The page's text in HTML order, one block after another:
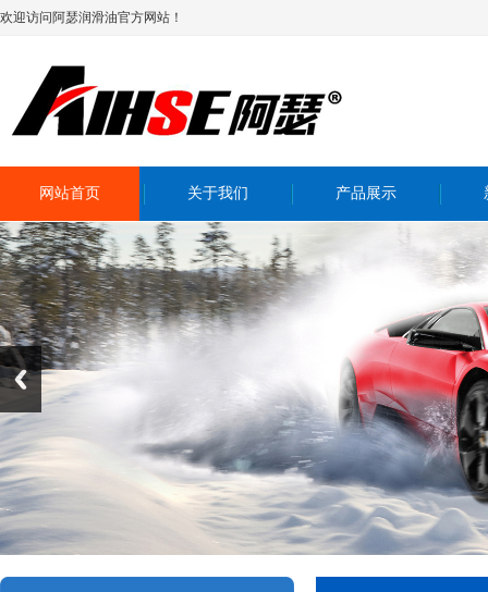
欢迎访问阿瑟润滑油官方网站！
网站首页 关于我们 产品展示